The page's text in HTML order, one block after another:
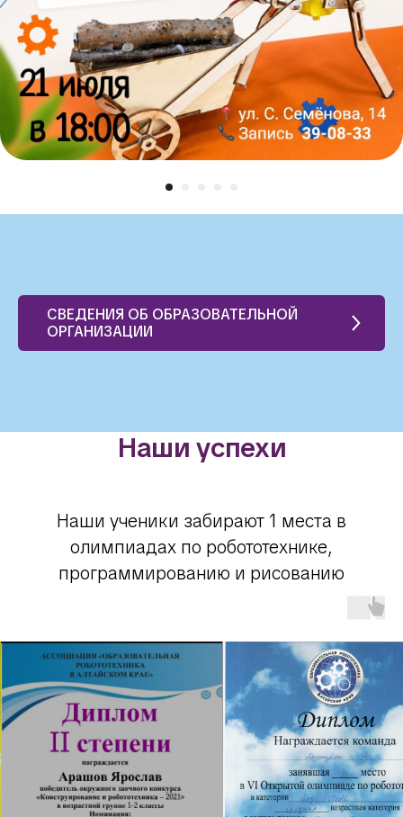
СВЕДЕНИЯ ОБ ОБРАЗОВАТЕЛЬНОЙ
ОРГАНИЗАЦИИ
Наши успехи
Наши ученики забирают 1 места в
олимпиадах по робототехнике,
программированию и рисованию